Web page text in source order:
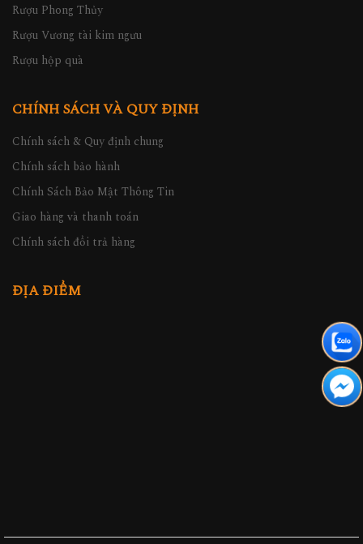
Rượu Phong Thủy
Rượu Vương tài kim ngưu
Rượu hộp quà
CHÍNH SÁCH VÀ QUY ĐỊNH
Chính sách & Quy định chung
Chính sách bảo hành
Chính Sách Bảo Mật Thông Tin
Giao hàng và thanh toán
Chính sách đổi trả hàng
ĐỊA ĐIỂM